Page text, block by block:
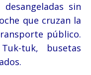
sin
que cruzan la
público.
tuk, busetas